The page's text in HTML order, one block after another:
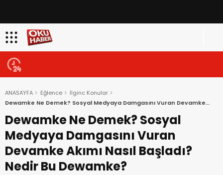
ANASAYFA Eğlence
İlginc Konular
Dewamke Ne Demek? Sosyal Medyaya Damgasını Vuran Devamke
Akımı Nasıl Başladı? Nedir Bu Dewamke?
Dewamke Ne Demek? Sosyal
Medyaya Damgasını Vuran
Devamke Akımı Nasıl Başladı?
Nedir Bu Dewamke?